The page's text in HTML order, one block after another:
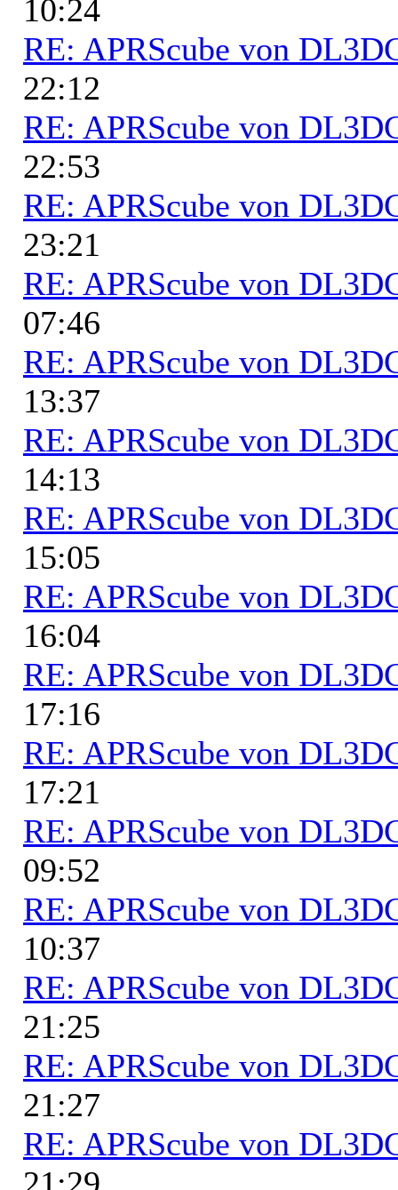
10:24
RE: APRScube von
22:12
RE: APRScube von
22:53
RE: APRScube von
23:21
RE: APRScube von
07:46
RE: APRScube von
13:37
RE: APRScube von
14:13
RE: APRScube von
15:05
RE: APRScube von
16:04
RE: APRScube von
17:16
RE: APRScube von
17:21
RE: APRScube von
09:52
RE: APRScube von
10:37
RE: APRScube von
21:25
RE: APRScube von
21:27
RE: APRScube von
21:29